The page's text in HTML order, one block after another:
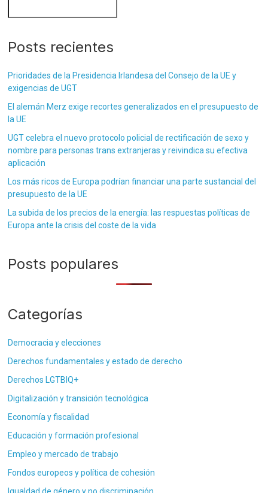
Posts recientes
Prioridades de la Presidencia Irlandesa del Consejo de la UE y
exigencias de UGT
El alemán Merz exige recortes generalizados en el presupuesto de
la UE
UGT celebra el nuevo protocolo policial de rectificación de sexo y
nombre para personas trans extranjeras y reivindica su efectiva
aplicación
Los más ricos de Europa podrían financiar una parte sustancial del
presupuesto de la UE
La subida de los precios de la energía: las respuestas políticas de
Europa ante la crisis del coste de la vida
Posts populares
Categorías
Democracia y elecciones
Derechos fundamentales y estado de derecho
Derechos LGTBIQ+
Digitalización y transición tecnológica
Economía y fiscalidad
Educación y formación profesional
Empleo y mercado de trabajo
Fondos europeos y política de cohesión